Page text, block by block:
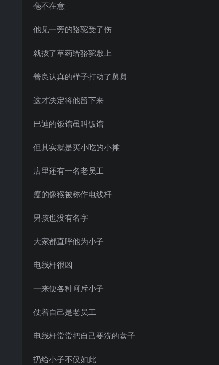
亳不在意
他见一旁的骆驼受了伤
就拔了草药给骆驼敷上
善良认真的样子打动了舅舅
这才决定将他留下来
巴迪的饭馆虽叫饭馆
但其实就是买小吃的小摊
店里还有一名老员工
瘦的像猴被称作电线杆
男孩也没有名字
大家都直呼他为小子
电线杆很凶
一来便各种呵斥小子
仗着自己是老员工
电线杆常常把自己要洗的盘子
扔给小子不仅如此